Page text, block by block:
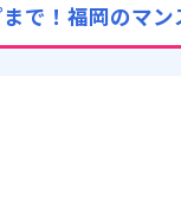
で！福岡のマ